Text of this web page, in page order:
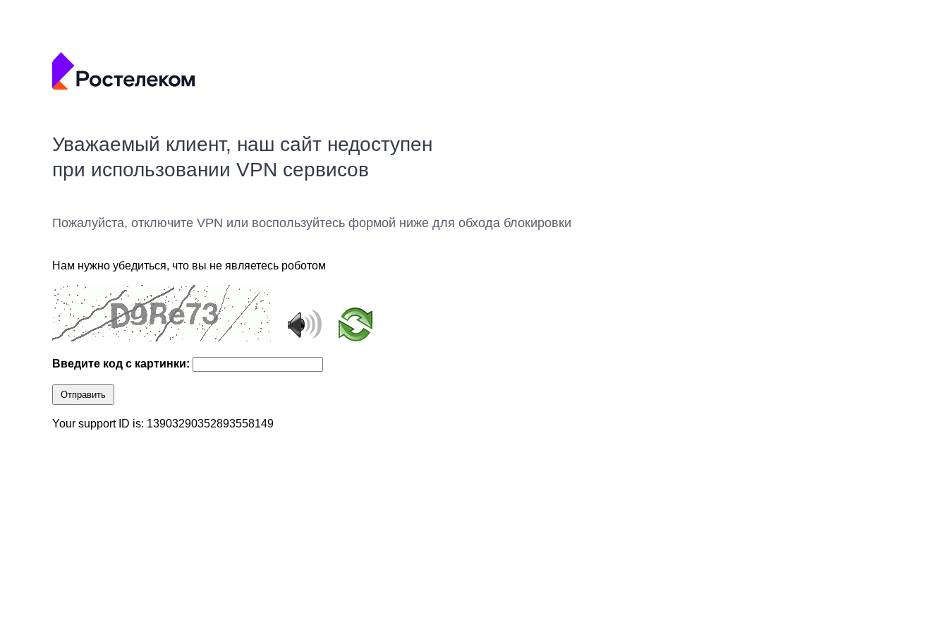
Уважаемый клиент, наш сайт недоступен
при использовании VPN сервисов
Пожалуйста, отключите VPN или воспользуйтесь формой ниже для обхода блокировки
Нам нужно убедиться, что вы не являетесь роботом
Введите код с картинки:
Отправить
Your support ID is: 13903290352893558149